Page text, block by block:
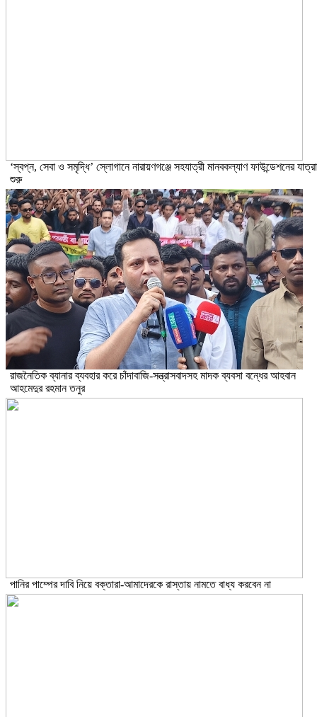
‘স্বপ্ন, সেবা ও সমৃদ্ধি’ স্লোগানে নারায়ণগঞ্জে সহযাত্রী মানবকল্যাণ ফাউন্ডেশনের যাত্রা
শুরু
রাজনৈতিক ব্যানার ব্যবহার করে চাঁদাবাজি-সন্ত্রাসবাদসহ মাদক ব্যবসা বন্ধের আহবান
আহমেদুর রহমান তনুর
পানির পাম্পের দাবি নিয়ে বক্তারা-আমাদেরকে রাস্তায় নামতে বাধ্য করবেন না